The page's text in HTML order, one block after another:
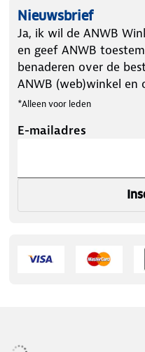
Nieuwsbrief
Ja, ik wil de ANWB
en geef ANWB
benaderen over de
ANWB (web)winkel en
*Alleen voor leden
E-mailadres